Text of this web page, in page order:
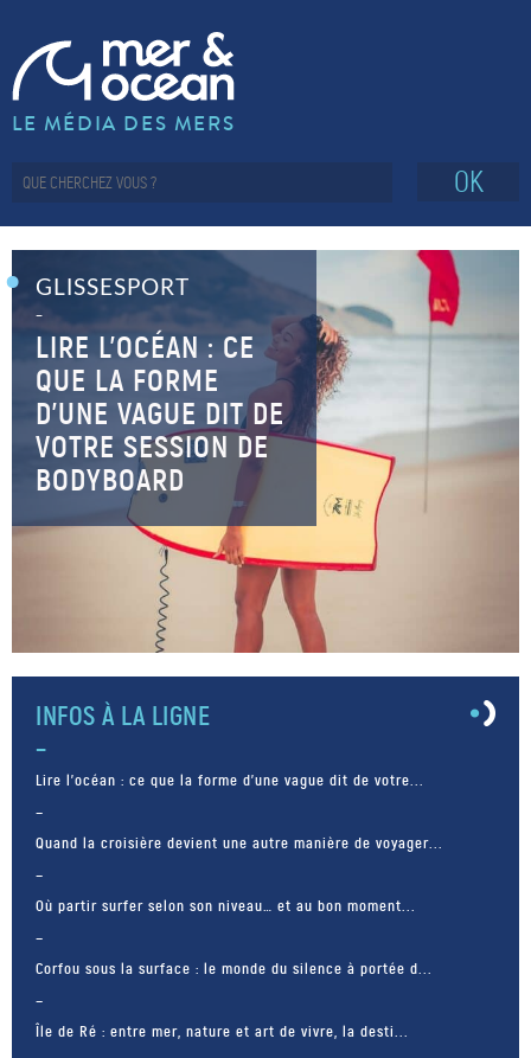
LE MÉDIA DES MERS
OK
GLISSESPORT
–
LIRE L’OCÉAN : CE
QUE LA FORME
D’UNE VAGUE DIT DE
VOTRE SESSION DE
BODYBOARD
INFOS À LA LIGNE
Lire l’océan : ce que la forme d’une vague dit de votre...
Quand la croisière devient une autre manière de voyager...
Où partir surfer selon son niveau… et au bon moment...
Corfou sous la surface : le monde du silence à portée d...
Île de Ré : entre mer, nature et art de vivre, la desti...